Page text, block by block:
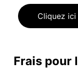
Cliquez
Frais pour